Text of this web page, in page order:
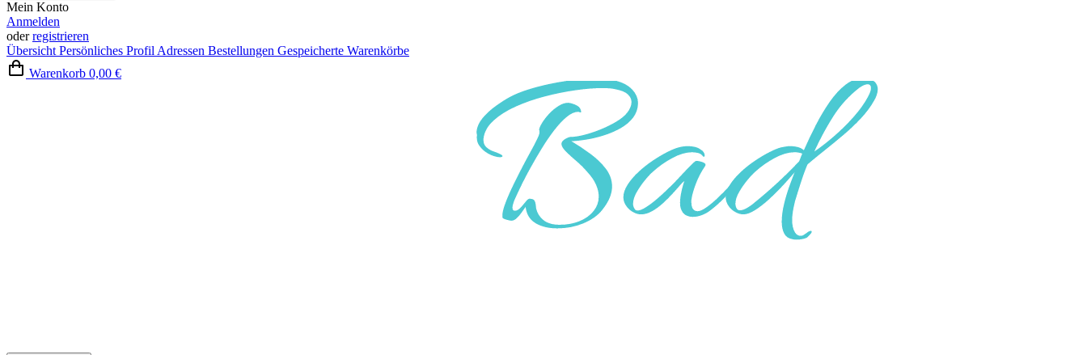
Mein Konto
Anmelden
oderregistrieren
Übersicht Persönliches Profil Adressen Bestellungen Gespeicherte Warenkörbe
Warenkorb 0,00 €